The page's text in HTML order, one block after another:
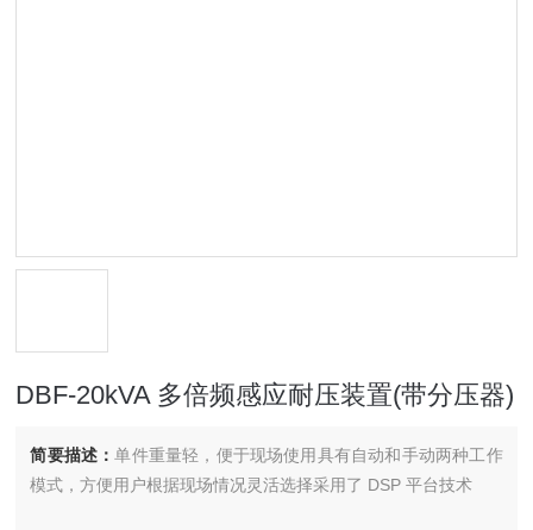
DBF-20kVA 多倍频感应耐压装置(带分压器)
简要描述：单件重量轻，便于现场使用具有自动和手动两种工作
模式，方便用户根据现场情况灵活选择采用了 DSP 平台技术